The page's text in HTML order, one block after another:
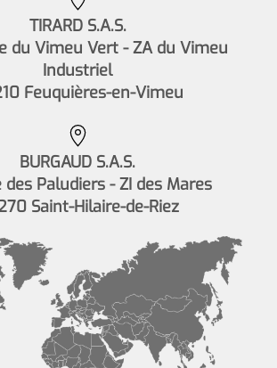
TIRARD S.A.S.
du Vimeu Vert - ZA du Vimeu
Industriel
Feuquières-en-Vimeu
BURGAUD S.A.S.
des Paludiers - ZI des Mares
Saint-Hilaire-de-Riez